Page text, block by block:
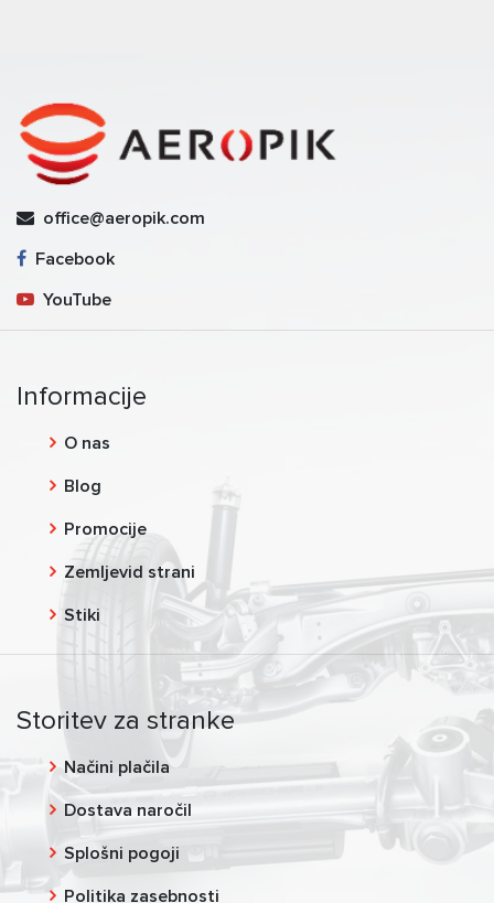
office@aeropik.com
Facebook
YouTube
Informacije
O nas
Blog
Promocije
Zemljevid strani
Stiki
Storitev za stranke
Načini plačila
Dostava naročil
Splošni pogoji
Politika zasebnosti